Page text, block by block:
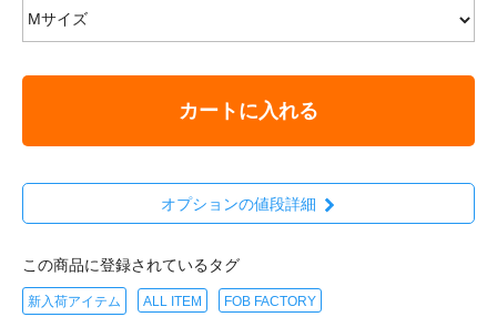
カートに入れる
オプションの値段詳細
この商品に登録されているタグ
新入荷アイテム ALL ITEM FOB FACTORY